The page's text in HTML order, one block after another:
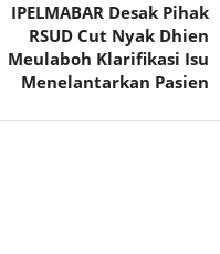
IPELMABAR Desak Pihak
RSUD Cut Nyak Dhien
Meulaboh Klarifikasi Isu
Menelantarkan Pasien